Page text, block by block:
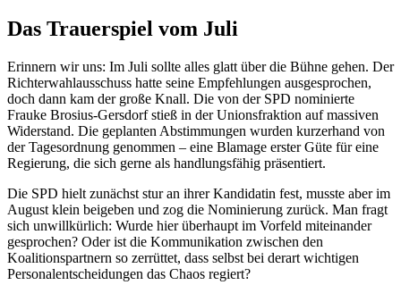
Das Trauerspiel vom Juli
Erinnern wir uns: Im Juli sollte alles glatt über die Bühne gehen. Der
Richterwahlausschuss hatte seine Empfehlungen ausgesprochen,
doch dann kam der große Knall. Die von der SPD nominierte
Frauke Brosius-Gersdorf stieß in der Unionsfraktion auf massiven
Widerstand. Die geplanten Abstimmungen wurden kurzerhand von
der Tagesordnung genommen – eine Blamage erster Güte für eine
Regierung, die sich gerne als handlungsfähig präsentiert.
Die SPD hielt zunächst stur an ihrer Kandidatin fest, musste aber im
August klein beigeben und zog die Nominierung zurück. Man fragt
sich unwillkürlich: Wurde hier überhaupt im Vorfeld miteinander
gesprochen? Oder ist die Kommunikation zwischen den
Koalitionspartnern so zerrüttet, dass selbst bei derart wichtigen
Personalentscheidungen das Chaos regiert?